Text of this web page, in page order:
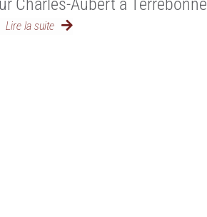
Charles-Aubert à Terrebonne
Lire la suite